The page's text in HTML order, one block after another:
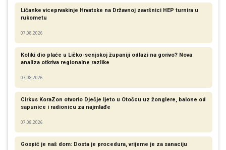
Ličanke viceprvakinje Hrvatske na Državnoj završnici HEP turnira u
rukometu
07.08.2026
Koliki dio plaće u Ličko-senjskoj županiji odlazi na gorivo? Nova
analiza otkriva regionalne razlike​
07.08.2026
Cirkus KoraZon otvorio Dječje ljeto u Otočcu uz žonglere, balone od
sapunice i radionicu za najmlađe
07.08.2026
Gospić je naš dom: Dosta je procedura, vrijeme je za sanaciju